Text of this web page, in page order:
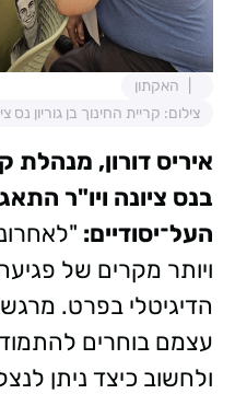
האקתון
צילום: קריית החינוך בן גוריון נס
איריס דורון, מנהלת
בנס ציונה ויו"ר
העל־יסודיים:
ויותר מקרים של
הדיגיטלי בפרט.
עצמם בוחרים
ולחשוב כיצד ניתן